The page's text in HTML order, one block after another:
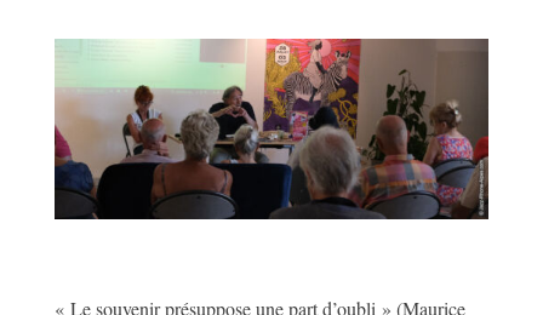
« Le souvenir présuppose une part d’oubli » (Maurice